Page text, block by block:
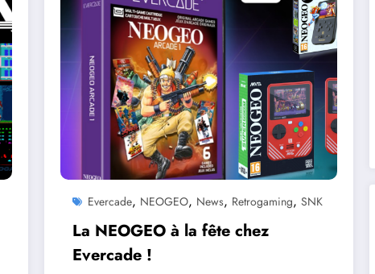
Evercade, NEOGEO, News, Retrogaming,SNK
La NEOGEO à la fête chez
Evercade !